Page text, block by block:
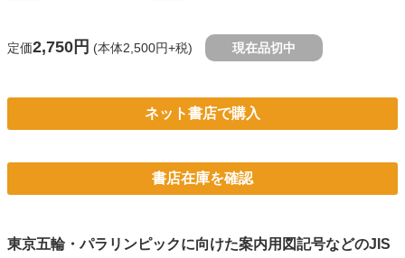
定価2,750円 (本体2,500円+税) 現在品切中
ネット書店で購入
書店在庫を確認
東京五輪・パラリンピックに向けた案内用図記号などのJIS